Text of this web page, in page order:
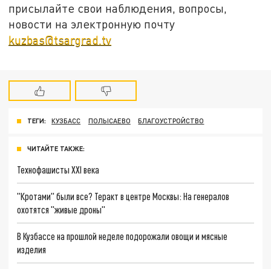
присылайте свои наблюдения, вопросы,
новости на электронную почту
kuzbas@tsargrad.tv
ТЕГИ: КУЗБАСС ПОЛЫСАЕВО БЛАГОУСТРОЙСТВО
ЧИТАЙТЕ ТАКЖЕ:
Технофашисты XXI века
"Кротами" были все? Теракт в центре Москвы: На генералов
охотятся "живые дроны"
В Кузбассе на прошлой неделе подорожали овощи и мясные
изделия